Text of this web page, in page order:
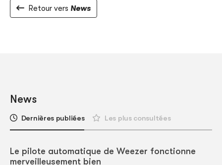
Retour vers News
News
Dernières publiées Les plus consultées
Le pilote automatique de Weezer fonctionne
merveilleusement bien